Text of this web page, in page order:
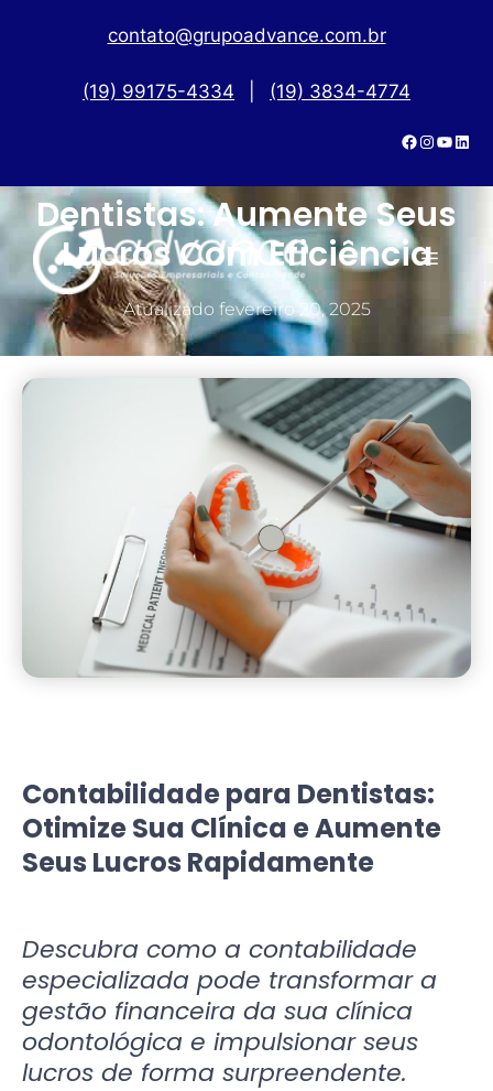
contato@grupoadvance.com.br
(19) 99175-4334 (19) 3834-4774
Contabilidade Para
Dentistas: Aumente Seus
Lucros Com Eficiência
Atualizado fevereiro 20, 2025
Contabilidade para Dentistas:
Otimize Sua Clínica e Aumente
Seus Lucros Rapidamente
Descubra como a contabilidade
especializada pode transformar a
gestão financeira da sua clínica
odontológica e impulsionar seus
lucros de forma surpreendente.